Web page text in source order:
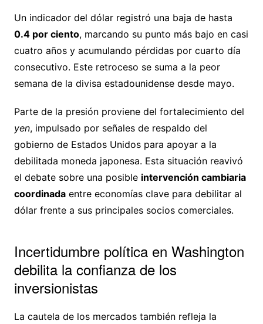
Un indicador del dólar registró una baja de hasta
0.4 por ciento, marcando su punto más bajo en casi
cuatro años y acumulando pérdidas por cuarto día
consecutivo. Este retroceso se suma a la peor
semana de la divisa estadounidense desde mayo.
Parte de la presión proviene del fortalecimiento del
yen, impulsado por señales de respaldo del
gobierno de Estados Unidos para apoyar a la
debilitada moneda japonesa. Esta situación reavivó
el debate sobre una posible intervención cambiaria
coordinadaentre economías clave para debilitar al
dólar frente a sus principales socios comerciales.
Incertidumbre política en Washington
debilita la confianza de los
inversionistas
La cautela de los mercados también refleja la